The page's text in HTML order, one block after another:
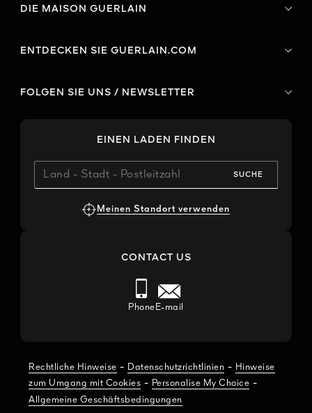
DIE MAISON GUERLAIN
ENTDECKEN SIE GUERLAIN.COM
FOLGEN SIE UNS / NEWSLETTER
EINEN LADEN FINDEN
SUCHE
Meinen Standort verwenden
CONTACT US
Phone E-mail
Rechtliche Hinweise - Datenschutzrichtlinien - Hinweise
zum Umgang mit Cookies - Personalise My Choice -
Allgemeine Geschäftsbedingungen